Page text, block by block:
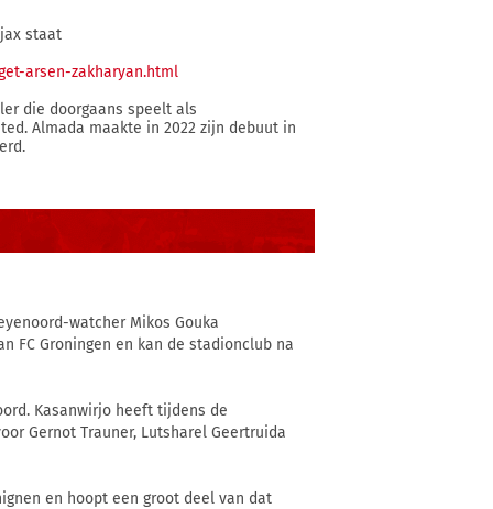
staat
arsen-zakharyan.html
die doorgaans speelt als
Almada maakte in 2022 zijn debuut in
watcher Mikos Gouka
FC Groningen en kan de stadionclub na
Kasanwirjo heeft tijdens de
Gernot Trauner, Lutsharel Geertruida
en hoopt een groot deel van dat